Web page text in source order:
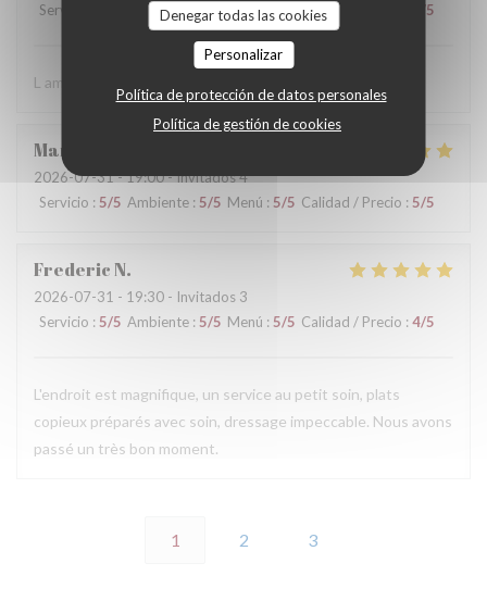
Denegar todas las cookies
Personalizar
Política de protección de datos personales
Política de gestión de cookies
Servicio
Ambiente:5/5 Menú: 5/5 Calidad / Precio /5
L ambiance les plats L’équipe
Maryse
2026-07-31- 19:00 - Invitados 4
Servicio : 5/5 Ambiente : 5/5 Menú : 5/5 Calidad / Precio : 5/5
FredericN
2026-07-31 - 19:30 - Invitados 3
Servicio : 5/5 Ambiente : 5/5 Menú : 5/5 Calidad / Precio : 4/5
L'endroit est magnifique, un service au petit soin, plats
copieux préparés avec soin, dressage impeccable. Nous avons
passé un très bon moment.
1 2 3